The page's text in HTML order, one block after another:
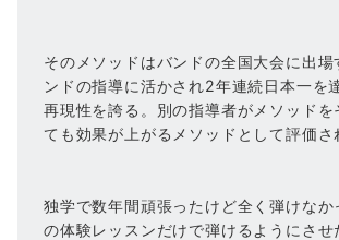
そのメソッドはバンドの全国大会に出
ンドの指導に活かされ2年連続日本一を
再現性を誇る。別の指導者がメソッドを
ても効果が上がるメソッドとして評価さ
独学で数年間頑張ったけど全く弾けな
の体験レッスンだけで弾けるようにさ